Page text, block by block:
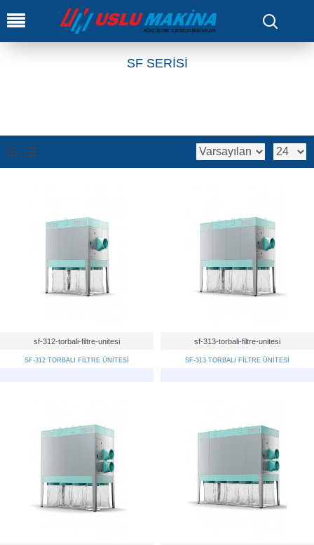
SF SERİSİ
sf-312-torbali-filtre-unitesi
SF-312 TORBALI FİLTRE ÜNİTESİ
sf-313-torbali-filtre-unitesi
SF-313 TORBALI FİLTRE ÜNİTESİ